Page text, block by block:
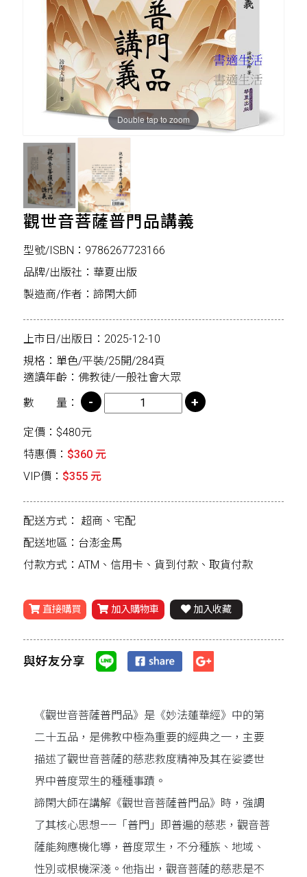
Double tap to zoom
觀世音菩薩普門品講義
型號/ISBN：9786267723166
品牌/出版社：華夏出版
製造商/作者：諦閑大師
上市日/出版日：2025-12-10
規格：單色/平裝/25開/284頁
適讀年齡：佛教徒/一般社會大眾
數 量：
定價：$480元
特惠價： $360 元
VIP價： $355 元
配送方式： 超商、宅配
配送地區：台澎金馬
付款方式：ATM、信用卡、貨到付款、取貨付款
直接購買 加入購物車 加入收藏
與好友分享
《觀世音菩薩普門品》是《妙法蓮華經》中的第
二十五品，是佛教中極為重要的經典之一，主要
描述了觀世音菩薩的慈悲救度精神及其在娑婆世
界中普度眾生的種種事蹟。
諦閑大師在講解《觀世音菩薩普門品》時，強調
了其核心思想——「普門」即普遍的慈悲，觀音菩
薩能夠應機化導，普度眾生，不分種族、地域、
性別或根機深淺。他指出，觀音菩薩的慈悲是不